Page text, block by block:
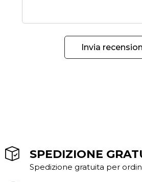
Invia
SPEDIZIONE
Spedizione gratuita per